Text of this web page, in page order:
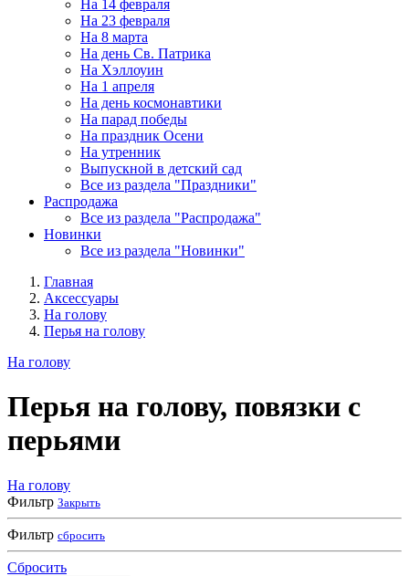
На 14 февраля
На 23 февраля
На 8 марта
На день Св. Патрика
На Хэллоуин
На 1 апреля
На день космонавтики
На парад победы
На праздник Осени
На утренник
Выпускной в детский сад
Все из раздела "Праздники"
Распродажа
Все из раздела "Распродажа"
Новинки
Все из раздела "Новинки"
Главная
Аксессуары
На голову
Перья на голову
На голову
Перья на голову, повязки с
перьями
На голову
Фильтр Закрыть
Фильтр сбросить
Сбросить